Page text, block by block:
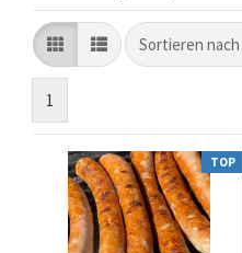
Sortieren nach
Sortieren nach
1
TOP